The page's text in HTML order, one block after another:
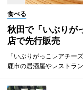
食べる
秋田で「いぶり
店で先行販売
「いぶりがっこレアチー
鹿市の居酒屋やレストラ